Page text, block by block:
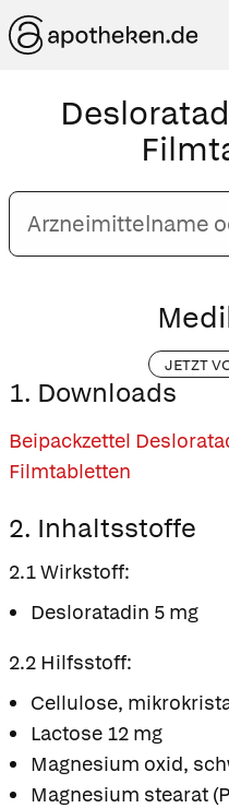
Arzneimittelname
oder
PZN
JETZT
1. Downloads
Beipackzettel
Filmtabletten
2. Inhaltsstoffe
2.1 Wirkstoff:
Desloratadin 5 mg
2.2 Hilfsstoff:
Cellulose,
Lactose 12 mg
Magnesium oxid,
Magnesium stearat